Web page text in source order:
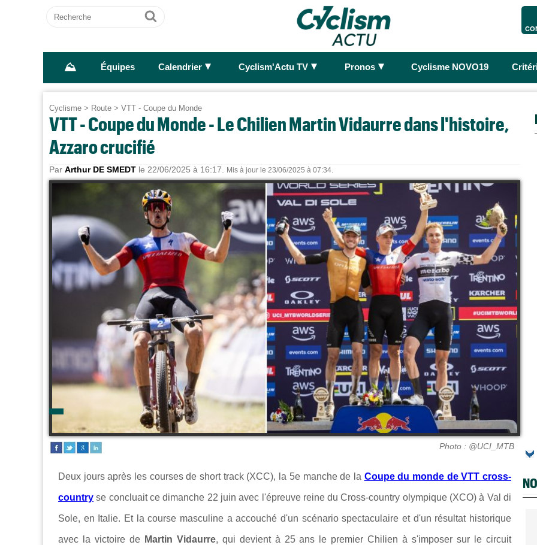
Recherche
Ok
⛰ Équipes Calendrier ► Cyclism'Actu TV ► Pronos ► Cyclisme NOVO19
Cyclisme > Route > VTT - Coupe du Monde
VTT - Coupe du Monde - Le Chilien Martin Vidaurre dans l'histoire,
Azzaro crucifié
Par Arthur DE SMEDT le 22/06/2025 à 16:17. Mis à jour le 23/06/2025 à 07:34.
Photo : @UCI_MTB
Deux jours après les courses de short track (XCC), la 5e manche de la Coupe du monde de VTT cross-
country se concluait ce dimanche 22 juin avec l'épreuve reine duCross-country olympique (XCO) à Val di
Sole, en Italie. Et la course masculine a accouché d'un scénario spectaculaire et d'un résultat historique
avec la victoire de Martin Vidaurre, qui devient à 25 ans le premier Chilien à s'imposer sur le circuit